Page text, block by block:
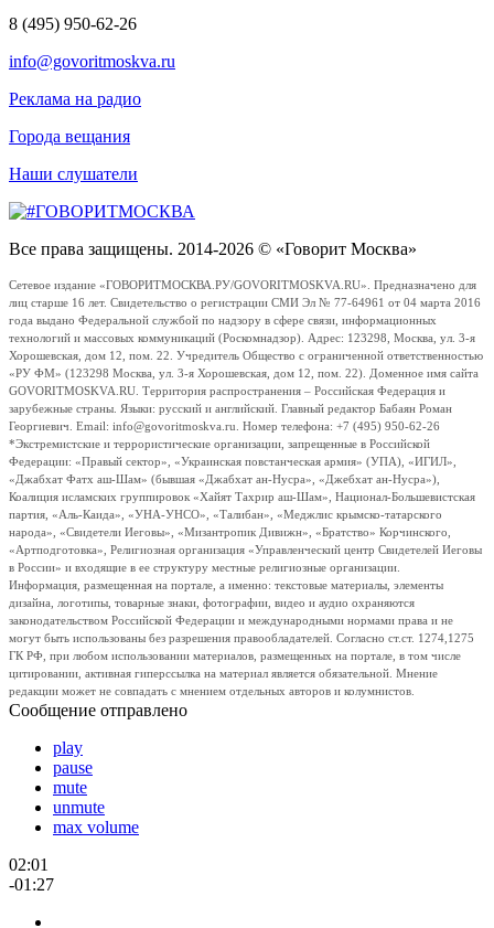
8 (495) 950-62-26
info@govoritmoskva.ru
Реклама на радио
Города вещания
Наши слушатели
Все права защищены. 2014-2026 © «Говорит Москва»
Сетевое издание «ГОВОРИТМОСКВА.РУ/GOVORITMOSKVA.RU». Предназначено для
лиц старше 16 лет. Свидетельство о регистрации СМИ Эл № 77-64961 от 04 марта 2016
года выдано Федеральной службой по надзору в сфере связи, информационных
технологий и массовых коммуникаций (Роскомнадзор). Адрес: 123298, Москва, ул. 3-я
Хорошевская, дом 12, пом. 22. Учредитель Общество с ограниченной ответственностью
«РУ ФМ» (123298 Москва, ул. 3-я Хорошевская, дом 12, пом. 22). Доменное имя сайта
GOVORITMOSKVA.RU. Территория распространения – Российская Федерация и
зарубежные страны. Языки: русский и английский. Главный редактор Бабаян Роман
Георгиевич. Email: info@govoritmoskva.ru. Номер телефона: +7 (495) 950-62-26
*Экстремистские и террористические организации, запрещенные в Российской
Федерации: «Правый сектор», «Украинская повстанческая армия» (УПА), «ИГИЛ»,
«Джабхат Фатх аш-Шам» (бывшая «Джабхат ан-Нусра», «Джебхат ан-Нусра»),
Коалиция исламских группировок «Хайят Тахрир аш-Шам», Национал-Большевистская
партия, «Аль-Каида», «УНА-УНСО», «Талибан», «Меджлис крымско-татарского
народа», «Свидетели Иеговы», «Мизантропик Дивижн», «Братство» Корчинского,
«Артподготовка», Религиозная организация «Управленческий центр Свидетелей Иеговы
в России» и входящие в ее структуру местные религиозные организации.
Информация, размещенная на портале, а именно: текстовые материалы, элементы
дизайна, логотипы, товарные знаки, фотографии, видео и аудио охраняются
законодательством Российской Федерации и международными нормами права и не
могут быть использованы без разрешения правообладателей. Согласно ст.ст. 1274,1275
ГК РФ, при любом использовании материалов, размещенных на портале, в том числе
цитировании, активная гиперссылка на материал является обязательной. Мнение
редакции может не совпадать с мнением отдельных авторов и колумнистов.
Сообщение отправлено
play
pause
mute
unmute
max volume
02:01
-01:27